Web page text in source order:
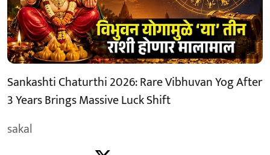
Sankashti Chaturthi 2026: Rare Vibhuvan Yog After
3 Years Brings Massive Luck Shift
sakal